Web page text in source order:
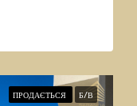
ПРОДАЄТЬСЯ Б/В